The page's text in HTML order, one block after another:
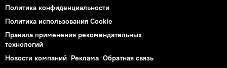
Политика конфиденциальности
Политика использования Cookie
Правила применения рекомендательных
технологий
Новости компаний Реклама Обратная связь